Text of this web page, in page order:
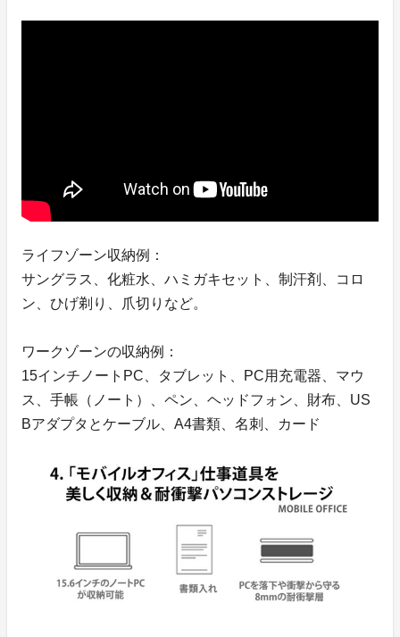
ライフゾーン収納例：
サングラス、化粧水、ハミガキセット、制汗剤、コロ
ン、ひげ剃り、爪切りなど。
ワークゾーンの収納例：
15インチノートPC、タブレット、PC用充電器、マウ
ス、手帳（ノート）、ペン、ヘッドフォン、財布、US
Bアダプタとケーブル、A4書類、名刺、カード